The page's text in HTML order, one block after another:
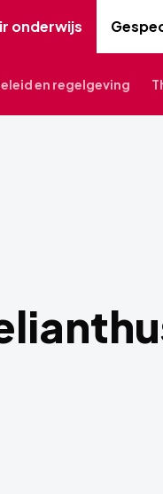
onderwijs
en regelgeving